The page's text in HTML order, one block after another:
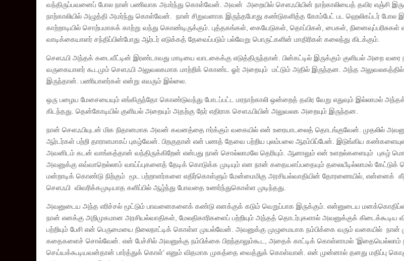
வந்திருப்பவனைப் போல நான் பணிவாக அமர்ந்து கொள்வேன். அவன் அறையில் செளஃபியின் நாற்காலியைத் தவிர எஞ்சி
நாற்காலியில் அழுத்தி அமர்ந்து கொள்வேன். நான் சிறுவனாக இருந்தபோது கண்டுகளித்த கோம்பேட் பட ஹெலிகப்டர் போல
காற்றாடியில் சொற்பமாகக் காற்று வந்து கொண்டிருக்கும். புத்தகங்கள், கையேடுகள், தொப்பிகள், பைகள்,
வாடிக்கையாளர் சந்திப்பின்போது ஆர்டர் எடுக்கத் தேவைப்படும் பல்வேறு பொருட்களின் மாதிரிகள் கலைந்து கிடக்கும்.
செளஃபி அந்தக் கடைவீட்டின் இரண்டாவது மாடியை வாடகைக்கு எடுத்திருந்தான். பின்கட்டில் இருக்கும் குளியல் அறை வரை
வருகையாளர் கூடமும் செளஃபி அலுவலகமாக மாற்றிக் கொண்ட ஓர் அறையும் மட்டும் அதில் இருந்தன. அந்த
இருந்தான். பணியாளர்கள் என்று எவரும் இல்லை.
ஒரு பழைய மேசையையும் எங்கிருந்தோ கொண்டுவந்து போடப்பட்ட மரநாற்காலி ஒன்றைத் தவிர வேறு எதுவும் இல்லாமல்
கிடந்தது. தென்கோடியில் குளியல் அறையும் அதற்கு நேர் எதிராக செளஃபியின் அலுவலக அறையும் இருந்தன.
நான் செளஃபியுடன் மிக நிதானமாக அவன் கவனத்தை ஈர்க்கும் வகையில் என் உரையாடலைத் தொடங்குவேன். முதலில்
ஆர்டர்கள் பற்றி தாராளமாகப் புகழ்வேன். பிறகுதான் என் பணத் தேவை பற்றிய புலம்பலை ஆரம்பிப்பேன். இடுங்கிய
அவனிடம் கடன் வாங்கத்தான் வந்திருக்கிறேன் என்பது நான் சொல்லாமலே தெரியும். ஆனாலும் என் உளறல்களையும் புகழ்
அவனுக்கு எவ்வாறெல்லாம் வாய்ப்புகளைத் தேடிக் கொடுக்க முடியும் என நான் கதையளப்பதையும் தலையீடில்லாமல்
மன்றாடிக் கொண்டு நிற்கும் மூட பற்றாளர்களை எதிர்கொள்ளும் மேன்மைமிகு அரசியல்வாதியின் தோரணையில், என்னைக்
செளஃபி விவரிக்கமுடியாத களிப்பில் ஆழ்ந்து போவதை உணர்ந்துகொள்ள முடிந்தது.
அவனுடைய அந்த எரிச்சல் மூட்டும் பாவனைகளைக் கண்டு எனக்குக் கடும் வெறுப்பாக இருக்கும். என்னுடைய
நான் எனக்கு அறிமுகமான அரசியல்வாதிகள், மேலதிகாரிகளைப் பற்றியும் அந்தத் தொடர்புகளால் அவனுக்குக் கிடைக்கூடிய
பற்றியும் பேசி என் பெருமையை நிலைநாட்டிக் கொள்ள முயல்வேன். அவனுக்கு முழுமையாக நம்பிக்கை வரும் வகையில் நான்
கதைகளைச் சொல்வேன். என் பேச்சில் அவனுக்கு நம்பிக்கை பிறந்தாலும்கூட, அதைக் காட்டிக் கொள்ளாமல் ‘இதையெல்லாம்
செய்யக்கூடியவன்தான் பார்த்துக் கொள்’ எனும் விதமாக முகத்தை வைத்துக் கொள்வான். என் முன்னால் தனது மதிப்பு